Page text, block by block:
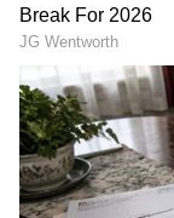
ಪಯಣವನ್ನು
ವಿಡಿಯೋದ
ಸಂದೇಶವನ್ನೂ
ಚಿಂತಿಸುತ್ತೇವೆ.
ಹಳೆಯ ಘಟನೆ ಈಗ